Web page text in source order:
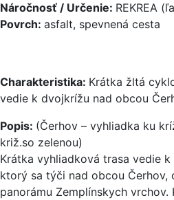
Náročnosť / Určenie: REKREA
Povrch: asfalt, spevnená cesta
Charakteristika: Krátka žltá
vedie k dvojkrížu nad obcou
Popis: (Čerhov – vyhliadka ku
križ.so zelenou)
Krátka vyhliadková trasa vedie
ktorý sa týči nad obcou Čerhov,
panorámu Zemplínskych